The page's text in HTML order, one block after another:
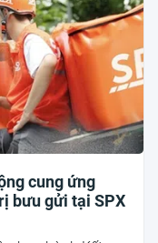
cung ứng
bưu gửi tại SPX